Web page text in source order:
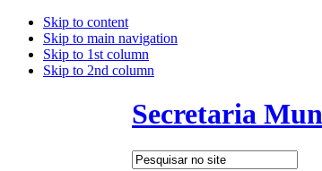
Skip to content
Skip to main navigation
Skip to 1st column
Skip to 2nd column
Secretaria